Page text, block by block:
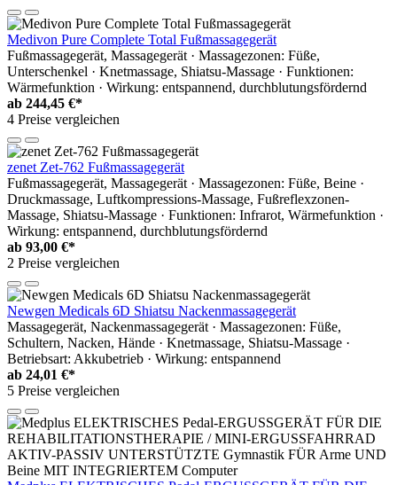
Medivon Pure Complete Total Fußmassagegerät
Fußmassagegerät, Massagegerät · Massagezonen: Füße,
Unterschenkel · Knetmassage, Shiatsu-Massage · Funktionen:
Wärmefunktion · Wirkung: entspannend, durchblutungsfördernd
ab 244,45 €*
4 Preise vergleichen
zenet Zet-762 Fußmassagegerät
Fußmassagegerät, Massagegerät · Massagezonen: Füße, Beine ·
Druckmassage, Luftkompressions-Massage, Fußreflexzonen-
Massage, Shiatsu-Massage · Funktionen: Infrarot, Wärmefunktion ·
Wirkung: entspannend, durchblutungsfördernd
ab 93,00 €*
2 Preise vergleichen
Newgen Medicals 6D Shiatsu Nackenmassagegerät
Massagegerät, Nackenmassagegerät · Massagezonen: Füße,
Schultern, Nacken, Hände · Knetmassage, Shiatsu-Massage ·
Betriebsart: Akkubetrieb · Wirkung: entspannend
ab 24,01 €*
5 Preise vergleichen